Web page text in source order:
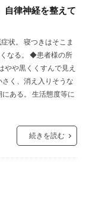
自律神経を整えて
状。 寝つきはそこま
なる。 ◆患者様の所
やや黒くくすんで見え
く、消え入りそうな
ある。 生活態度等に
続きを読む